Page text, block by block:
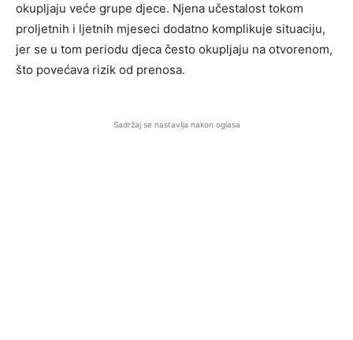
okupljaju veće grupe djece. Njena učestalost tokom
proljetnih i ljetnih mjeseci dodatno komplikuje situaciju,
jer se u tom periodu djeca često okupljaju na otvorenom,
što povećava rizik od prenosa.
Sadržaj se nastavlja nakon oglasa